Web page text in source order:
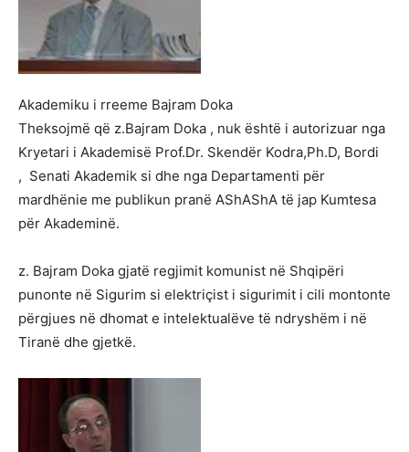
Akademiku i rreeme Bajram Doka
Theksojmë që z.Bajram Doka , nuk është i autorizuar nga
Kryetari i Akademisë Prof.Dr. Skendër Kodra,Ph.D, Bordi
, Senati Akademik si dhe nga Departamenti për
mardhënie me publikun pranë AShAShA të jap Kumtesa
për Akademinë.
z. Bajram Doka gjatë regjimit komunist në Shqipëri
punonte në Sigurim si elektriçist i sigurimit i cili montonte
përgjues në dhomat e intelektualëve të ndryshëm i në
Tiranë dhe gjetkë.